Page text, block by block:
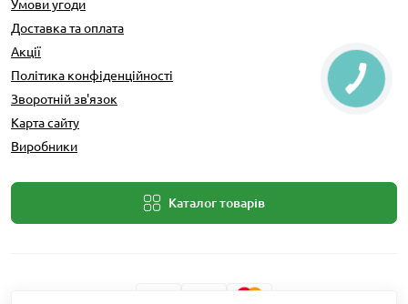
Умови угоди
Доставка та оплата
Акції
Політика конфіденційності
Зворотній зв'язок
Карта сайту
Виробники
Каталог товарів